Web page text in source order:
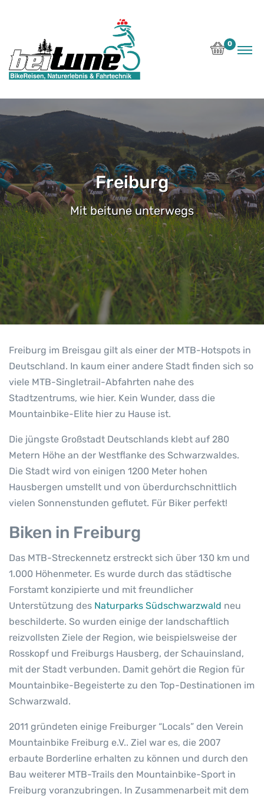
0
Freiburg
Mit beitune unterwegs
Freiburg im Breisgau gilt als einer der MTB-Hotspots in
Deutschland. In kaum einer andere Stadt finden sich so
viele MTB-Singletrail-Abfahrten nahe des
Stadtzentrums, wie hier. Kein Wunder, dass die
Mountainbike-Elite hier zu Hause ist.
Die jüngste Großstadt Deutschlands klebt auf 280
Metern Höhe an der Westflanke des Schwarzwaldes.
Die Stadt wird von einigen 1200 Meter hohen
Hausbergen umstellt und von überdurchschnittlich
vielen Sonnenstunden geflutet. Für Biker perfekt!
Biken in Freiburg
Das MTB-Streckennetz erstreckt sich über 130 km und
1.000 Höhenmeter. Es wurde durch das städtische
Forstamt konzipierte und mit freundlicher
Unterstützung des Naturparks Südschwarzwald neu
beschilderte. So wurden einige der landschaftlich
reizvollsten Ziele der Region, wie beispielsweise der
Rosskopf und Freiburgs Hausberg, der Schauinsland,
mit der Stadt verbunden. Damit gehört die Region für
Mountainbike-Begeisterte zu den Top-Destinationen im
Schwarzwald.
2011 gründeten einige Freiburger “Locals” den Verein
Mountainbike Freiburg e.V.. Ziel war es, die 2007
erbaute Borderline erhalten zu können und durch den
Bau weiterer MTB-Trails den Mountainbike-Sport in
Freiburg voranzubringen. In Zusammenarbeit mit dem